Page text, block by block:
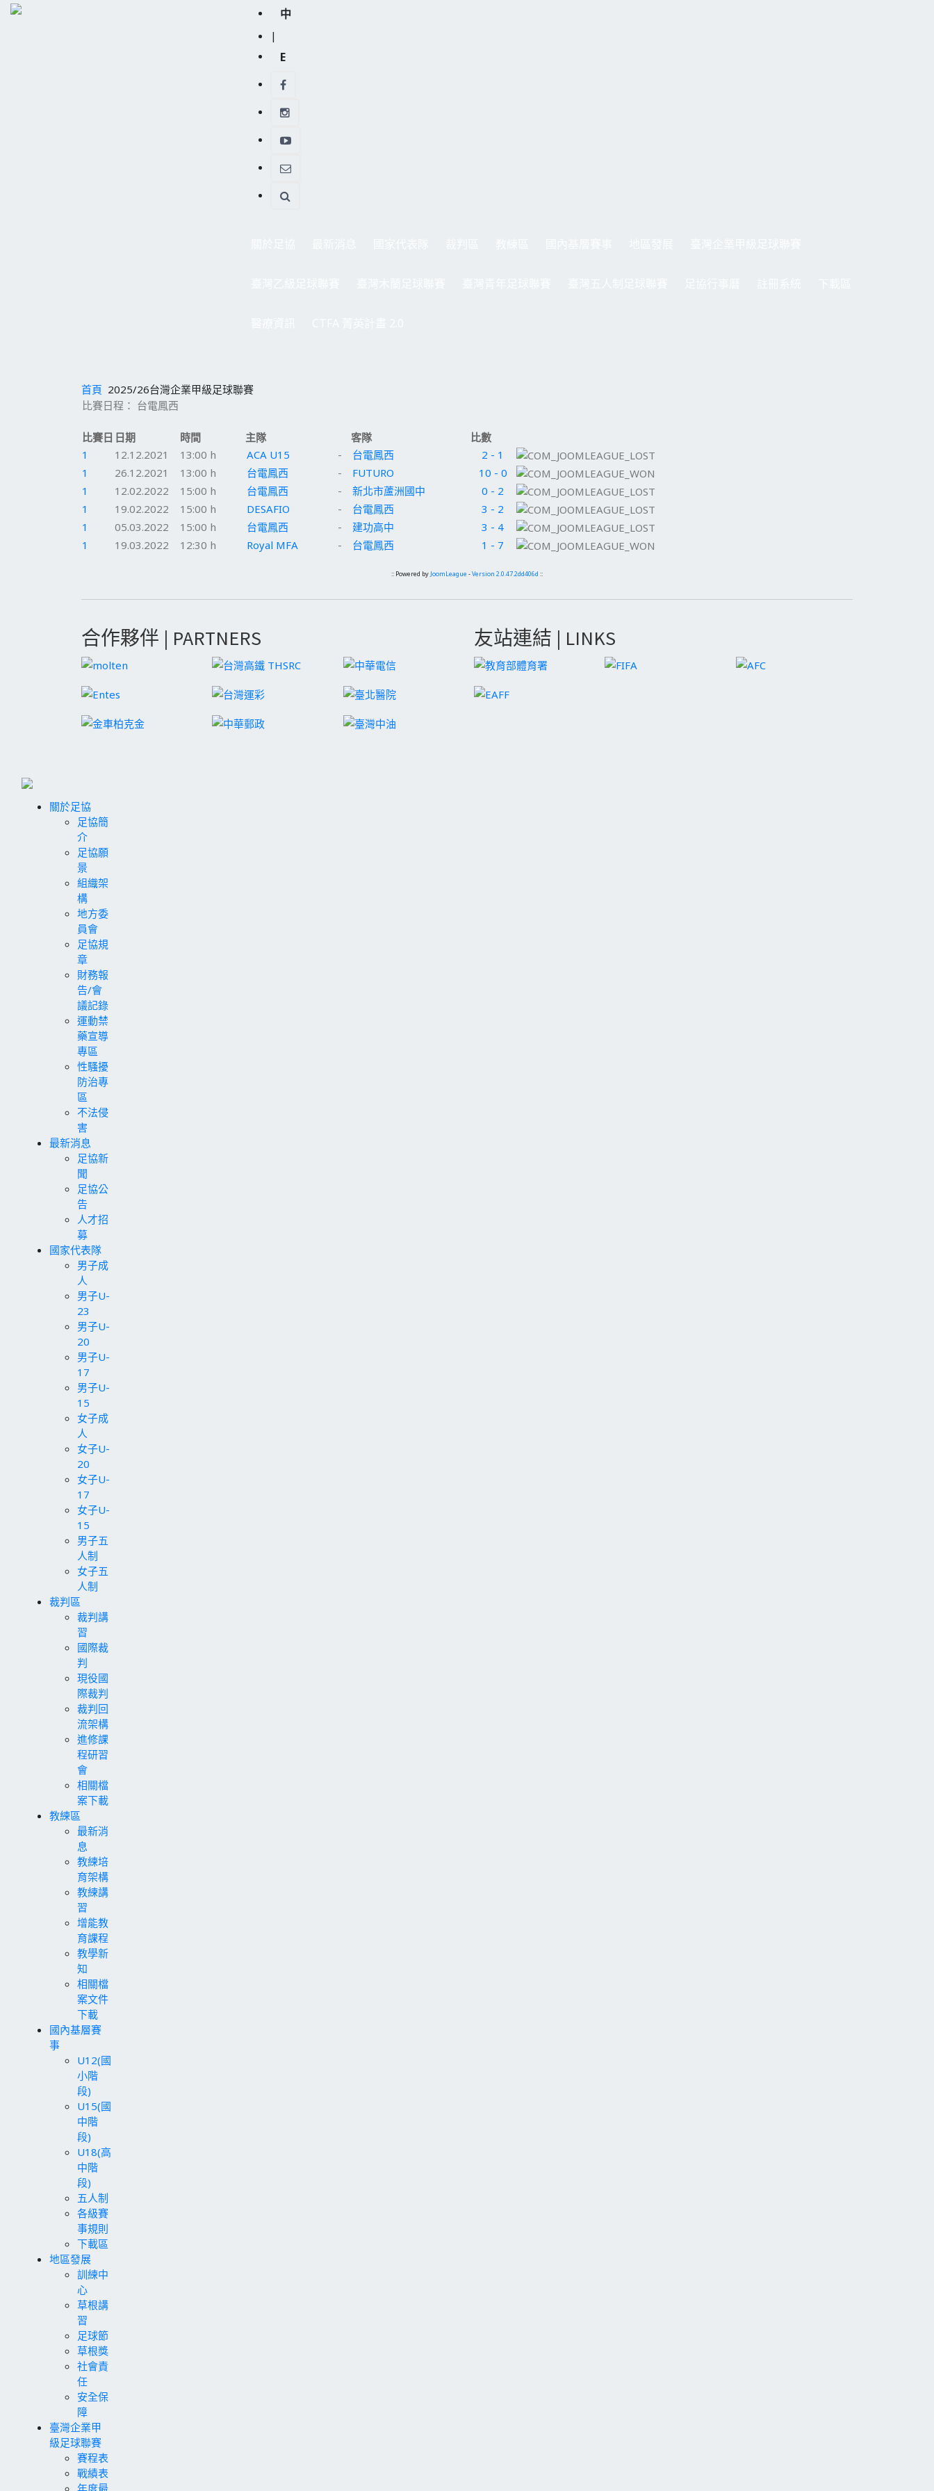
中
|
E
首頁 2025/26台灣企業甲級足球聯賽
比賽日程： 台電鳳西
比賽日 日期 時間 主隊 客隊
比數
1
12.12.2021 13:00 h ACA U15 - 台電鳳西
2 - 1
1
26.12.2021 13:00 h 台電鳳西 - FUTURO
10 - 0
1
12.02.2022 15:00 h 台電鳳西 - 新北市蘆洲國中
0 - 2
1
19.02.2022 15:00 h DESAFIO - 台電鳳西
3 - 2
1
05.03.2022 15:00 h 台電鳳西 - 建功高中
3 - 4
1
19.03.2022 12:30 h Royal MFA - 台電鳳西 1 - 7
:: Powered by JoomLeague -Version 2.0.47.2dd406d ::
合作夥伴 | PARTNERS 友站連結 | LINKS
關於足協
足協簡
介
足協願
景
組織架
構
地方委
員會
足協規
章
財務報
告/會
議記錄
運動禁
藥宣導
專區
性騷擾
防治專
區
不法侵
害
最新消息
足協新
聞
足協公
告
人才招
募
國家代表隊
男子成
人
男子U-
23
男子U-
20
男子U-
17
男子U-
15
女子成
人
女子U-
20
女子U-
17
女子U-
15
男子五
人制
女子五
人制
裁判區
裁判講
習
國際裁
判
現役國
際裁判
裁判回
流架構
進修課
程研習
會
相關檔
案下載
教練區
最新消
息
教練培
育架構
教練講
習
增能教
育課程
教學新
知
相關檔
案文件
下載
國內基層賽
事
U12(國
小階
段)
U15(國
中階
段)
U18(高
中階
段)
五人制
各級賽
事規則
下載區
地區發展
訓練中
心
草根講
習
足球節
草根獎
社會責
任
安全保
障
臺灣企業甲
級足球聯賽
賽程表
戰績表
年度最